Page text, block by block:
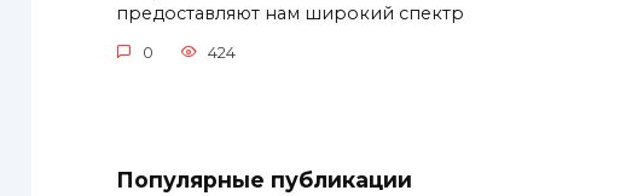
предоставляют нам широкий спектр
0 424
Популярные публикации